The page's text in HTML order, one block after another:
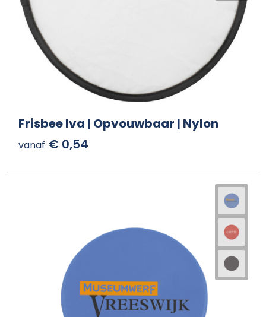
Frisbee Iva | Opvouwbaar | Nylon
vanaf € 0,54